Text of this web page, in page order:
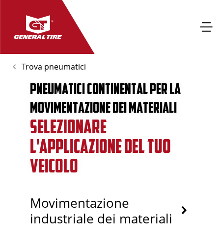
Trova pneumatici
PNEUMATICI CONTINENTAL PER LA
MOVIMENTAZIONE DEI MATERIALI
SELEZIONARE
L'APPLICAZIONE DEL TUO
VEICOLO
Movimentazione
industriale dei materiali